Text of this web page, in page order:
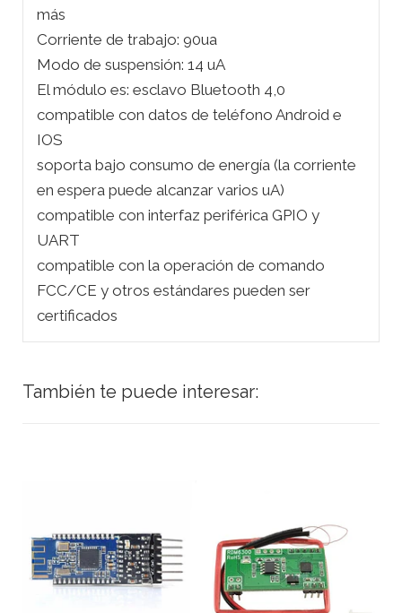
más
Corriente de trabajo: 90ua
Modo de suspensión: 14 uA
El módulo es: esclavo Bluetooth 4,0
compatible con datos de teléfono Android e
IOS
soporta bajo consumo de energía (la corriente
en espera puede alcanzar varios uA)
compatible con interfaz periférica GPIO y
UART
compatible con la operación de comando
FCC/CE y otros estándares pueden ser
certificados
También te puede interesar: